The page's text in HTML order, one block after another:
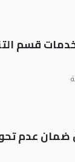
خدمات قسم
ضمان عدم